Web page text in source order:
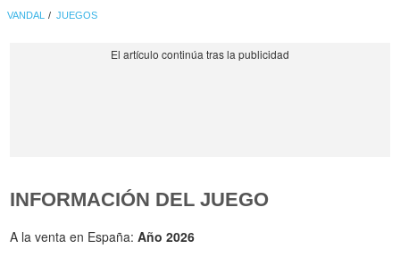
VANDAL JUEGOS
INFORMACIÓN DEL JUEGO
A la venta en España:Año 2026